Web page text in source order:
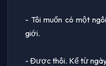
- Tôi muốn có một
giới.
- Được thôi. Kể từ